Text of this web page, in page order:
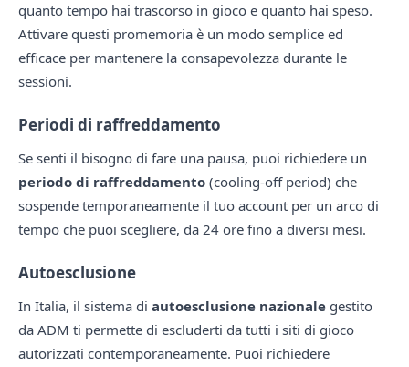
quanto tempo hai trascorso in gioco e quanto hai speso.
Attivare questi promemoria è un modo semplice ed
efficace per mantenere la consapevolezza durante le
sessioni.
Periodi di raffreddamento
Se senti il bisogno di fare una pausa, puoi richiedere un
periodo di raffreddamento (cooling-off period) che
sospende temporaneamente il tuo account per un arco di
tempo che puoi scegliere, da 24 ore fino a diversi mesi.
Autoesclusione
In Italia, il sistema di autoesclusione nazionale gestito
da ADM ti permette di escluderti da tutti i siti di gioco
autorizzati contemporaneamente. Puoi richiedere